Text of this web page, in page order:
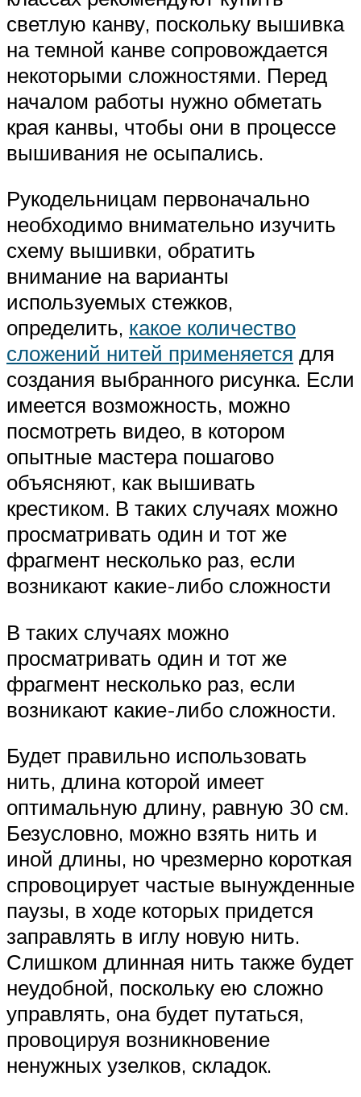
светлую канву, поскольку вышивка
на темной канве сопровождается
некоторыми сложностями. Перед
началом работы нужно обметать
края канвы, чтобы они в процессе
вышивания не осыпались.
Рукодельницам первоначально
необходимо внимательно изучить
схему вышивки, обратить
внимание на варианты
используемых стежков,
определить, какое количество
сложений нитей применяется для
создания выбранного рисунка. Если
имеется возможность, можно
посмотреть видео, в котором
опытные мастера пошагово
объясняют, как вышивать
крестиком. В таких случаях можно
просматривать один и тот же
фрагмент несколько раз, если
возникают какие-либо сложности
В таких случаях можно
просматривать один и тот же
фрагмент несколько раз, если
возникают какие-либо сложности.
Будет правильно использовать
нить, длина которой имеет
оптимальную длину, равную 30 см.
Безусловно, можно взять нить и
иной длины, но чрезмерно короткая
спровоцирует частые вынужденные
паузы, в ходе которых придется
заправлять в иглу новую нить.
Слишком длинная нить также будет
неудобной, поскольку ею сложно
управлять, она будет путаться,
провоцируя возникновение
ненужных узелков, складок.